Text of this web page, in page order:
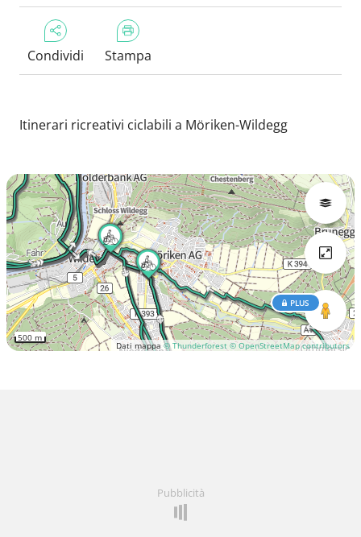
Condividi Stampa
Itinerari ricreativi ciclabili a Möriken-Wildegg
Dati mappa © Thunderforest © OpenStreetMap contributors
PLUS
500 m
Pubblicità